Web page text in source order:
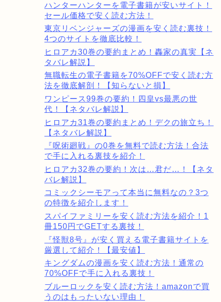
ハンターハンターを電子書籍が安いサイト！
セール価格で安く読む方法！
東京リベンジャーズの漫画を安く読む裏技！
4つのサイトを徹底比較！
ヒロアカ30巻の要約まとめ！轟家の真実【ネ
タバレ解説】
無職転生の電子書籍を70%OFFで安く読む方
法を徹底解剖！【知らないと損】
ワンピース99巻の要約！四皇vs最悪の世
代！【ネタバレ解説】
ヒロアカ31巻の要約まとめ！デクの旅立ち！
【ネタバレ解説】
『呪術廻戦』の0巻を無料で読む方法！合法
で手に入れる裏技を紹介！
ヒロアカ32巻の要約！次は…君だ…！【ネタ
バレ解説】
コミックシーモアって本当に無料なの？3つ
の特徴を紹介します！
スパイファミリーを安く読む方法を紹介！1
冊150円でGETする裏技！
『怪獣8号』が安く買える電子書籍サイトを
厳選して紹介！【最安値】
キングダムの漫画を安く読む方法！通常の
70%OFFで手に入れる裏技！
ブルーロックを安く読む方法！amazonで買
うのはもったいない理由！